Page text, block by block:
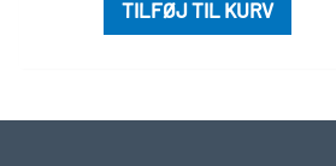
TILFØJ TIL KURV